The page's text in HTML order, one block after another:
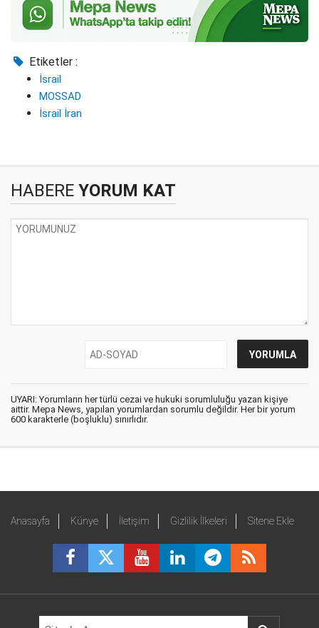
Etiketler :
İsrail
MOSSAD
İsrail İran
HABERE YORUM KAT
UYARI: Yorumların her türlü cezai ve hukuki sorumluluğu yazan kişiye
aittir. Mepa News, yapılan yorumlardan sorumlu değildir. Her bir yorum
600 karakterle (boşluklu) sınırlıdır.
Anasayfa Künye İletişim Gizlilik İlkeleri Sitene Ekle